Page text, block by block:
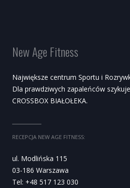
New Age Fitness
Największe centrum Sportu i
Dla prawdziwych zapaleńców
CROSSBOX BIAŁOŁEKA.
RECEPCJA NEW AGE FITNESS:
ul. Modlińska 115
03-186 Warszawa
Tel: +48 517 123 030